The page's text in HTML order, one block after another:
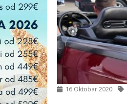
16 Oktobar 2020